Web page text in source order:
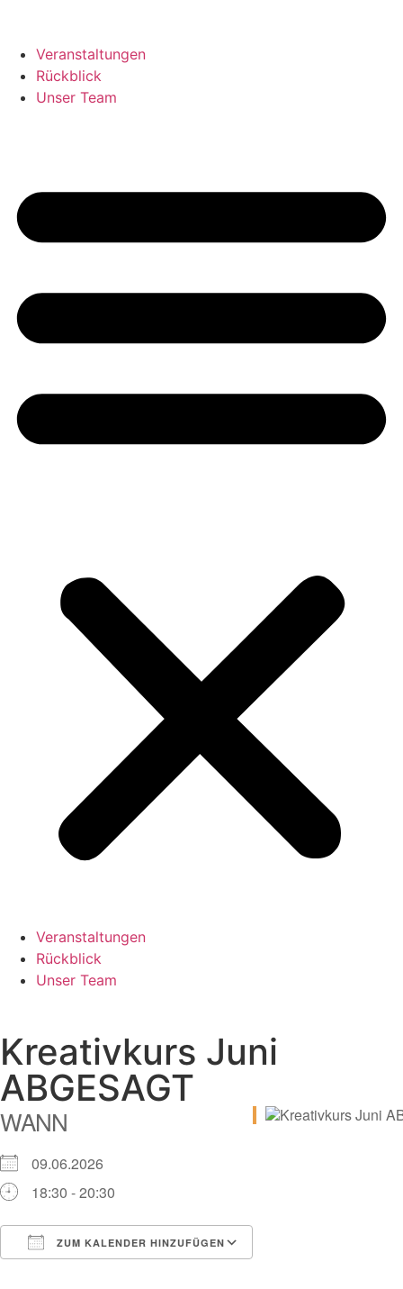
Veranstaltungen
Rückblick
Unser Team
Veranstaltungen
Rückblick
Unser Team
Kreativkurs Juni
ABGESAGT
WANN
09.06.2026
18:30 - 20:30
ZUM KALENDER HINZUFÜGEN